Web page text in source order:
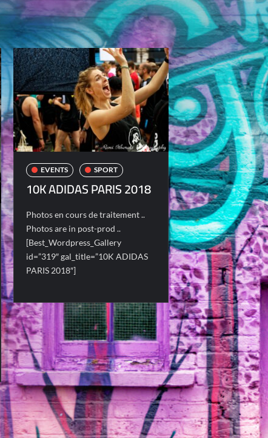
EVENTS SPORT
10K ADIDAS PARIS 2018
Photos en cours de traitement ..
Photos are in post-prod ..
[Best_Wordpress_Gallery
id=”319″ gal_title=”10K ADIDAS
PARIS 2018″]